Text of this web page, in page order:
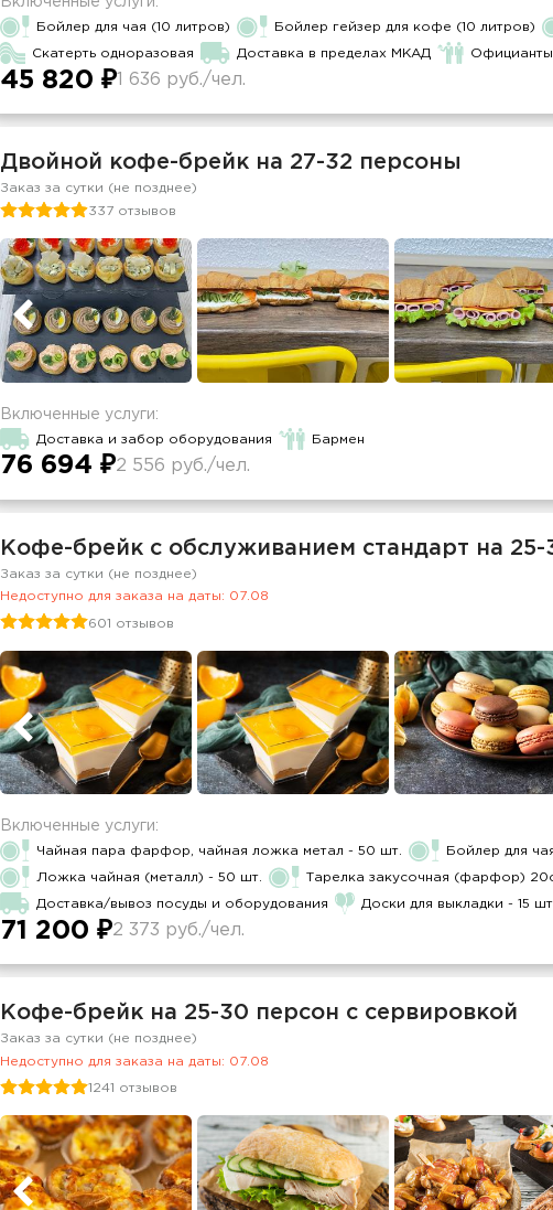
Бойлер для чая (10 литров) Бойлер гейзер для кофе (10 литров)
Скатерть одноразовая Доставка в пределах МКАД Официанты
45 820 ₽ 1 636 руб./чел.
Двойной кофе-брейк на 27-32 персоны
Заказ за сутки (не позднее)
337 отзывов
Включенные услуги:
Доставка и забор оборудования Бармен
76 694 ₽2 556 руб./чел.
Кофе-брейк с обслуживанием стандарт на 25-
Заказ за сутки (не позднее)
Недоступно для заказа на даты: 07.08
601 отзывов
Включенные услуги:
Чайная пара фарфор, чайная ложка метал - 50 шт. Бойлер для
Ложка чайная (металл) - 50 шт. Тарелка закусочная (фарфор)
Доставка/вывоз посуды и оборудования Доски для выкладки - 15 шт.
71 200 ₽2 373 руб./чел.
Кофе-брейк на 25-30 персон c сервировкой
Заказ за сутки (не позднее)
Недоступно для заказа на даты: 07.08
1241 отзывов